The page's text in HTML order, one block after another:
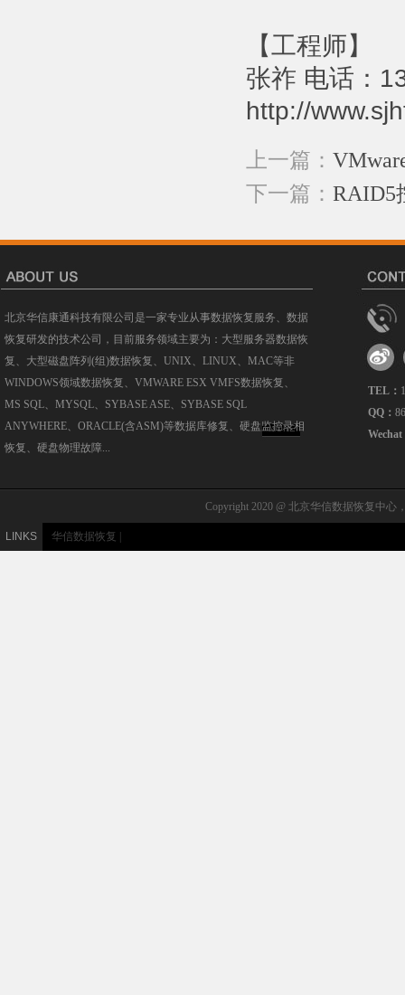
【工程师】
张祚 电话：
http://
上一篇：
下一篇： RAID5
北京华信康通科技有限公司是一家专业从事数据恢复服务、数据
恢复研发的技术公司，目前服务领域主要为：大型服务器数据恢
复、大型磁盘阵列(组)数据恢复、UNIX、LINUX、MAC等非
WINDOWS领域数据恢复、VMWARE ESX VMFS数据恢复、
MS SQL、MYSQL、SYBASE ASE、SYBASE SQL
ANYWHERE、ORACLE(含ASM)等数据库修复、硬盘监控录相
恢复、硬盘物理故障...
MORE
TEL：
QQ：
Wechat
Copyright 2020 @ 北京华信数据恢复中心
LINKS 华信数据恢复